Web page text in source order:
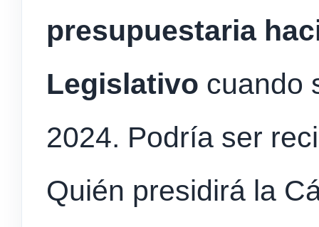
presupuestaria
Legislativo cuando
2024. Podría ser
Quién presidirá la